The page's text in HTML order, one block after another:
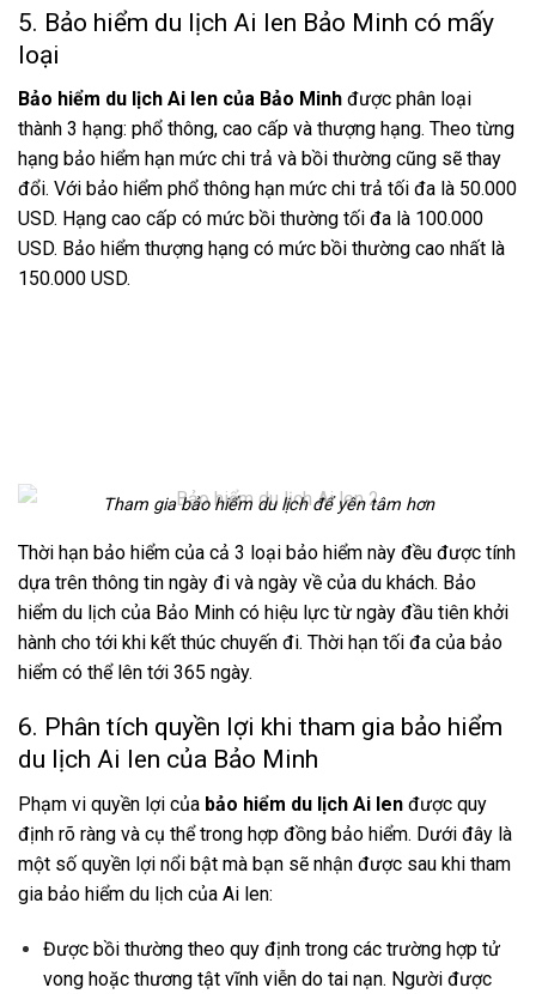
5. Bảo hiểm du lịch Ai len Bảo Minh có mấy
loại
Bảo hiểm du lịch Ai len của Bảo Minh được phân loại
thành 3 hạng: phổ thông, cao cấp và thượng hạng. Theo từng
hạng bảo hiểm hạn mức chi trả và bồi thường cũng sẽ thay
đổi. Với bảo hiểm phổ thông hạn mức chi trả tối đa là 50.000
USD. Hạng cao cấp có mức bồi thường tối đa là 100.000
USD. Bảo hiểm thượng hạng có mức bồi thường cao nhất là
150.000 USD.
Tham gia bảo hiểm du lịch để yên tâm hơn
Thời hạn bảo hiểm của cả 3 loại bảo hiểm này đều được tính
dựa trên thông tin ngày đi và ngày về của du khách. Bảo
hiểm du lịch của Bảo Minh có hiệu lực từ ngày đầu tiên khởi
hành cho tới khi kết thúc chuyến đi. Thời hạn tối đa của bảo
hiểm có thể lên tới 365 ngày.
6. Phân tích quyền lợi khi tham gia bảo hiểm
du lịch Ai len của Bảo Minh
Phạm vi quyền lợi của bảo hiểm du lịch Ai len được quy
định rõ ràng và cụ thể trong hợp đồng bảo hiểm. Dưới đây là
một số quyền lợi nổi bật mà bạn sẽ nhận được sau khi tham
gia bảo hiểm du lịch của Ai len:
Được bồi thường theo quy định trong các trường hợp tử
vong hoặc thương tật vĩnh viễn do tai nạn. Người được